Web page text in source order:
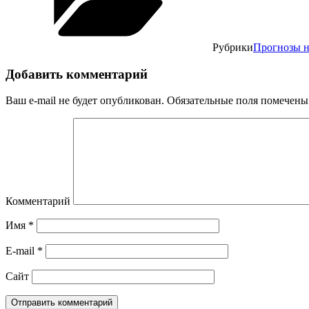
РубрикиПрогнозы
Добавить комментарий
Ваш e-mail не будет опубликован. Обязательные поля помечены
Комментарий
Имя *
E-mail *
Сайт